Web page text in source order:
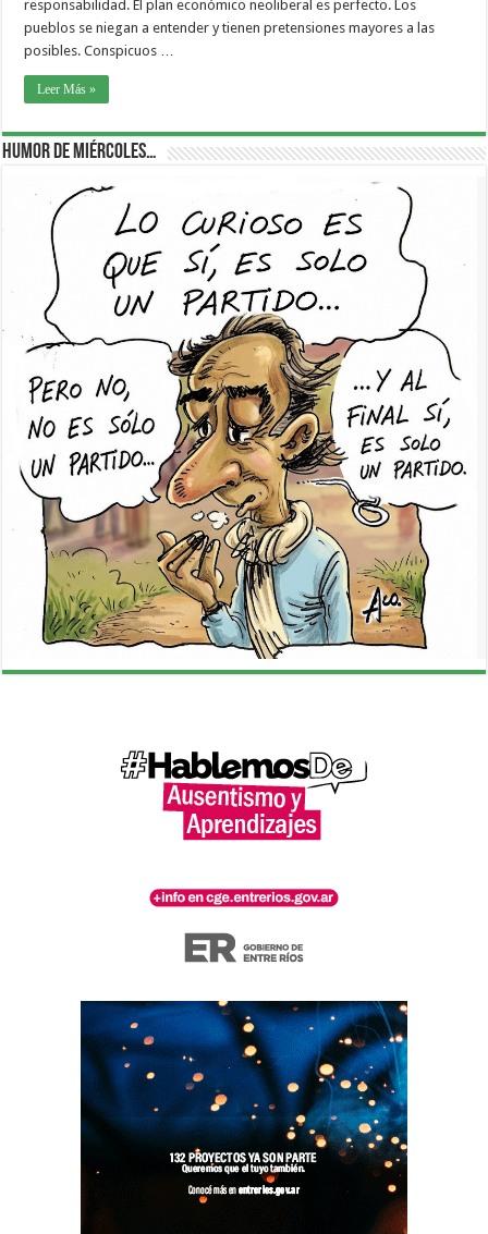
responsabilidad. El plan económico neoliberal es perfecto. Los
pueblos se niegan a entender y tienen pretensiones mayores a las
posibles. Conspicuos …
Leer Más »
Humor de Miércoles…